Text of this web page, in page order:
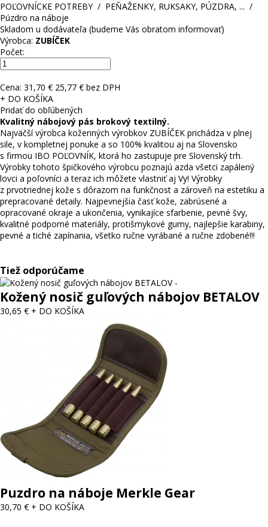
POĽOVNÍCKE POTREBY/ PEŇAŽENKY, RUKSAKY, PÚZDRA, ... /
Púzdro na náboje
Skladom u dodávateľa (budeme Vás obratom informovať)
Výrobca: ZUBÍČEK
Počet:
Cena: 31,70 € 25,77 € bez DPH
+ DO KOŠÍKA
Pridať do obľúbených
Kvalitný nábojový pás brokový textilný.
Najväčší výrobca koženných výrobkov ZUBÍČEK prichádza v plnej
sile, v kompletnej ponuke a so 100% kvalitou aj na Slovensko
s firmou IBO POĽOVNÍK, ktorá ho zastupuje pre Slovenský trh.
Výrobky tohoto špičkového výrobcu poznajú azda všetci zapálený
lovci a poľovníci a teraz ich môžete vlastniť aj Vy! Výrobky
z prvotriednej kože s dôrazom na funkčnost a zároveň na estetiku a
prepracované detaily. Najpevnejšia časť kože, zabrúsené a
opracované okraje a ukončenia, vynikajíce sfarbenie, pevné švy,
kvalitné podporné materiály, protišmykové gumy, najlepšie karabiny,
pevné a tiché zapínania, všetko ručne vyrábané a ručne zdobené!!!
Tiež odporúčame
Kožený nosič guľových nábojov BETALOV
30,65 € + DO KOŠÍKA
Puzdro na náboje Merkle Gear
30,70 € + DO KOŠÍKA